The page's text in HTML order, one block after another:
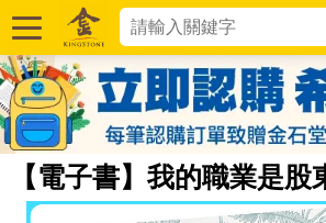
【電子書】我的職業是股